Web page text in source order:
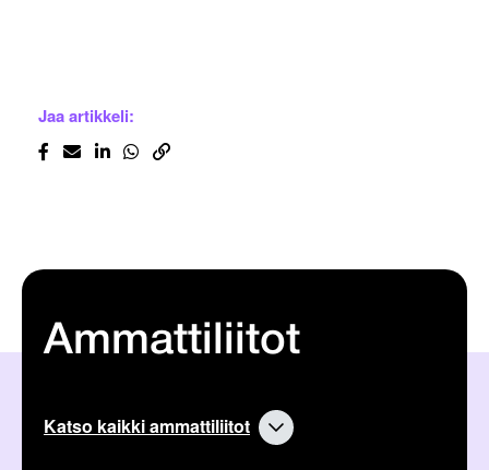
Jaa artikkeli:
Ammattiliitot
Katso kaikki ammattiliitot